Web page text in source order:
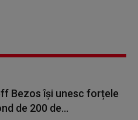
Bezos își unesc forțele
de 200 de...